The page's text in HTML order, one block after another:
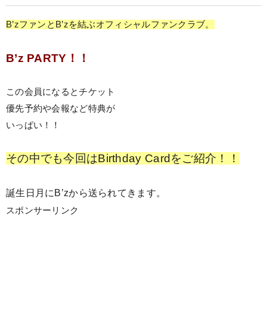
B’zファンとB’zを結ぶオフィシャルファンクラブ。
B’z PARTY！！
この会員になるとチケット
優先予約や会報など特典が
いっぱい！！
その中でも今回はBirthday Cardをご紹介！！
誕生日月にB’zから送られてきます。
スポンサーリンク